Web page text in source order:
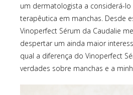
um dermatologista a considerá-
terapêutica em manchas. Desde
Vinoperfect Sérum da Caudalie
despertar um ainda maior
qual a diferença do Vinoperfect
verdades sobre manchas e a